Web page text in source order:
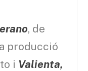
, de
producció
i Valienta,